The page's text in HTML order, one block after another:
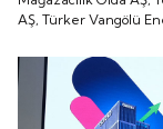
Sanayi AŞ'nin
AŞ, Türker Vangölü